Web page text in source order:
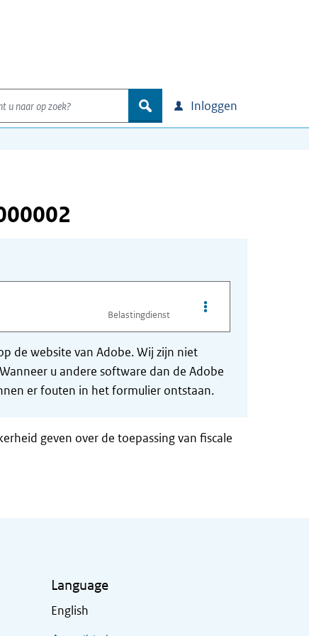
u naar op zoek?
zoek Inloggen
Belastingdienst
Opties van bestand
de website van Adobe. Wij zijn niet
u andere software dan de Adobe
er fouten in het formulier ontstaan.
geven over de toepassing van fiscale
Language
English